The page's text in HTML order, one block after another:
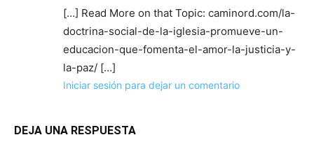
[…] Read More on that Topic: caminord.com/la-
doctrina-social-de-la-iglesia-promueve-un-
educacion-que-fomenta-el-amor-la-justicia-y-
la-paz/ […]
Iniciar sesión para dejar un comentario
DEJA UNA RESPUESTA